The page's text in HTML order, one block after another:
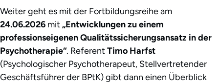
Weiter geht es mit der Fortbildungsreihe am
24.06.2026 mit „Entwicklungen zu einem
professionseigenen Qualitätssicherungsansatz in der
Psychotherapie“. Referent Timo Harfst
(Psychologischer Psychotherapeut, Stellvertretender
Geschäftsführer der BPtK) gibt dann einen Überblick